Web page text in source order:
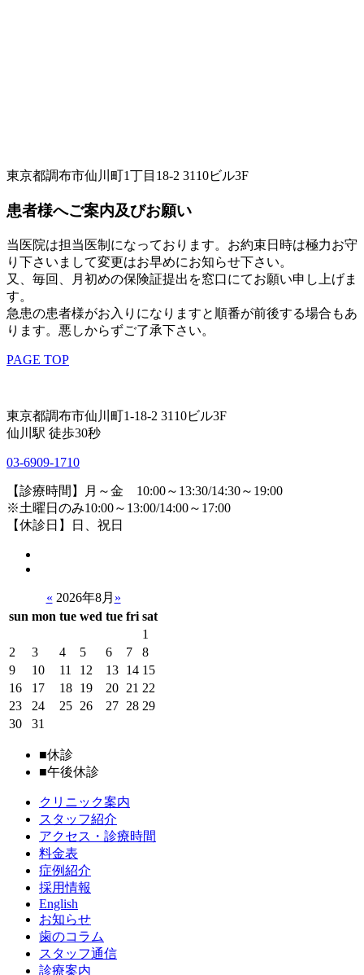
東京都調布市仙川町1丁目18-2 3110ビル3F
患者様へご案内及びお願い
当医院は担当医制になっております。お約束日時は極力お守
り下さいまして変更はお早めにお知らせ下さい。
又、毎回、月初めの保険証提出を窓口にてお願い申し上げま
す。
急患の患者様がお入りになりますと順番が前後する場合もあ
ります。悪しからずご了承下さい。
PAGE TOP
東京都調布市仙川町1-18-2 3110ビル3F
仙川駅 徒歩30秒
03-6909-1710
【診療時間】月～金 10:00～13:30/14:30～19:00
※土曜日のみ10:00～13:00/14:00～17:00
【休診日】日、祝日
« 2026年8月 »
sun mon tue wed tue fri sat
1
2
3 4 5 6 7
8
9
10 11 12 13 14 15
16
17 18 19 20 21 22
23
24 25 26 27 28 29
30
31
■休診
■午後休診
クリニック案内
スタッフ紹介
アクセス・診療時間
料金表
症例紹介
採用情報
English
お知らせ
歯のコラム
スタッフ通信
診療案内